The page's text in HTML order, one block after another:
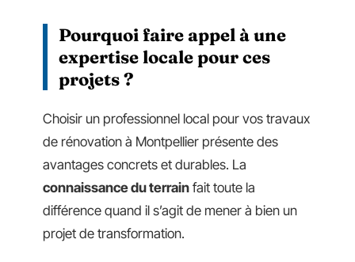
Pourquoi faire appel à une
expertise locale pour ces
projets ?
Choisir un professionnel local pour vos travaux
de rénovation à Montpellier présente des
avantages concrets et durables. La
connaissance du terrain fait toute la
différence quand il s’agit de mener à bien un
projet de transformation.